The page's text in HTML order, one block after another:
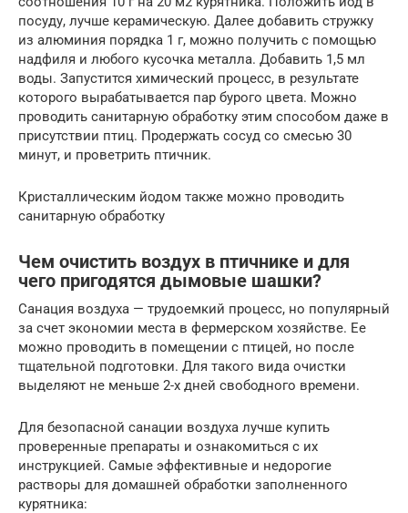
посуду, лучше керамическую. Далее добавить стружку
из алюминия порядка 1 г, можно получить с помощью
надфиля и любого кусочка металла. Добавить 1,5 мл
воды. Запустится химический процесс, в результате
которого вырабатывается пар бурого цвета. Можно
проводить санитарную обработку этим способом даже в
присутствии птиц. Продержать сосуд со смесью 30
минут, и проветрить птичник.
Кристаллическим йодом также можно проводить
санитарную обработку
Чем очистить воздух в птичнике и для
чего пригодятся дымовые шашки?
Санация воздуха — трудоемкий процесс, но популярный
за счет экономии места в фермерском хозяйстве. Ее
можно проводить в помещении с птицей, но после
тщательной подготовки. Для такого вида очистки
выделяют не меньше 2-х дней свободного времени.
Для безопасной санации воздуха лучше купить
проверенные препараты и ознакомиться с их
инструкцией. Самые эффективные и недорогие
растворы для домашней обработки заполненного
курятника: